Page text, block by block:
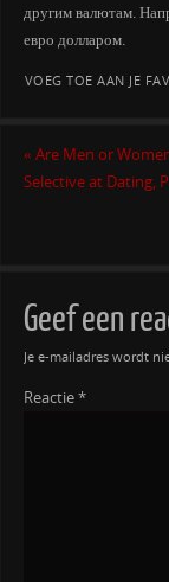
другим валютам.
евро долларом.
VOEG TOE AAN JE
« Are Men or
Selective at Dating,
Geef een
Je e-mailadres wordt
Reactie*